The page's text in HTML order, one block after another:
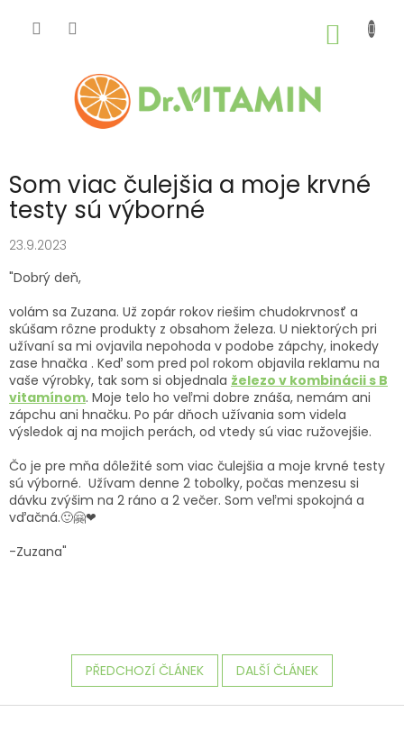
Som viac čulejšia a moje krvné
testy sú výborné
23.9.2023
"Dobrý deň,
volám sa Zuzana. Už zopár rokov riešim chudokrvnosť a
skúšam rôzne produkty z obsahom železa. U niektorých pri
užívaní sa mi ovjavila nepohoda v podobe zápchy, inokedy
zase hnačka . Keď som pred pol rokom objavila reklamu na
vaše výrobky, tak som si objednala železo v kombinácii s B
vitamínom. Moje telo ho veľmi dobre znáša, nemám ani
zápchu ani hnačku. Po pár dňoch užívania som videla
výsledok aj na mojich perách, od vtedy sú viac ružovejšie.
Čo je pre mňa dôležité som viac čulejšia a moje krvné testy
sú výborné. Užívam denne 2 tobolky, počas menzesu si
dávku zvýšim na 2 ráno a 2 večer. Som veľmi spokojná a
vďačná.🙂🤗❤
-Zuzana"
PŘEDCHOZÍ ČLÁNEK DALŠÍ ČLÁNEK
Z